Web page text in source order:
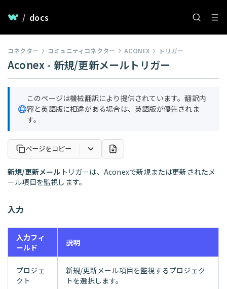
/ docs
コネクター コミュニティコネクター ACONEX トリガー
Aconex - 新規/更新メールトリガー
このページは機械翻訳により提供されています。翻訳内
容と英語版に相違がある場合は、英語版が優先されま
す。
ページをコピー
新規/更新メール トリガーは、Aconexで新規または更新されたメ
ール項目を監視します。
入力
入力フィ
ールド
説明
プロジェ
クト
新規/更新メール項目を監視するプロジェク
トを選択します。